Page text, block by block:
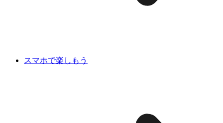
スマホで楽しもう